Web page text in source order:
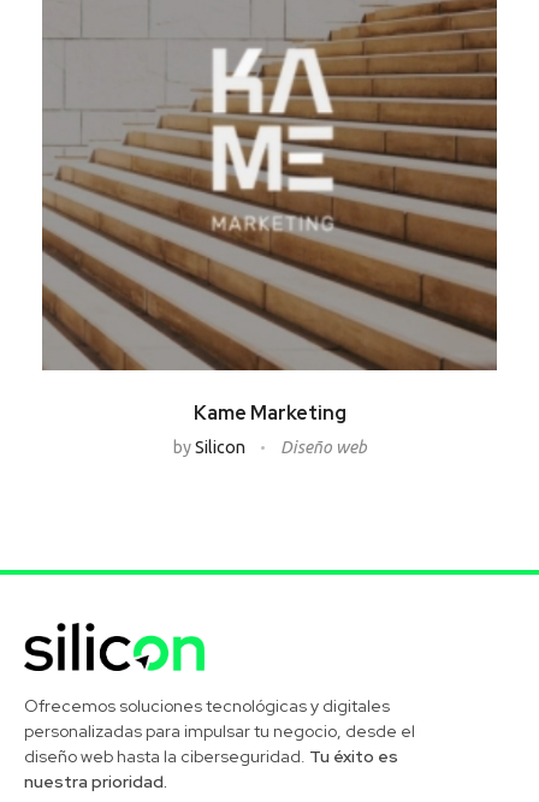
Kame Marketing
by Silicon Diseño web
Ofrecemos soluciones tecnológicas y digitales
personalizadas para impulsar tu negocio, desde el
diseño web hasta la ciberseguridad. Tu éxito es
nuestra prioridad.